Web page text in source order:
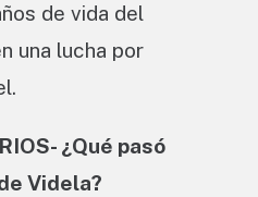
de vida del
una lucha por
¿Qué pasó
Videla?